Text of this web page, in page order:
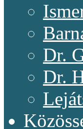
Dr.
Dr.